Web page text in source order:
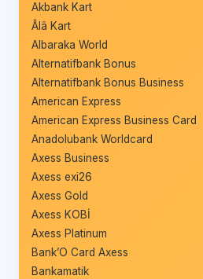
Akbank Kart
Âlâ Kart
Albaraka World
Alternatifbank Bonus
Alternatifbank Bonus Business
American Express
American Express Business Card
Anadolubank Worldcard
Axess Business
Axess exi26
Axess Gold
Axess KOBİ
Axess Platinum
Bank’O Card Axess
Bankamatik